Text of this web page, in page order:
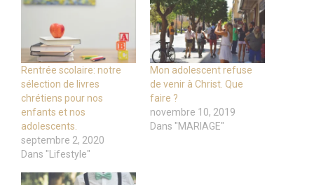
Rentrée scolaire: notre
sélection de livres
chrétiens pour nos
enfants et nos
adolescents.
septembre 2, 2020
Dans "Lifestyle"
Mon adolescent refuse
de venir à Christ. Que
faire ?
novembre 10, 2019
Dans "MARIAGE"